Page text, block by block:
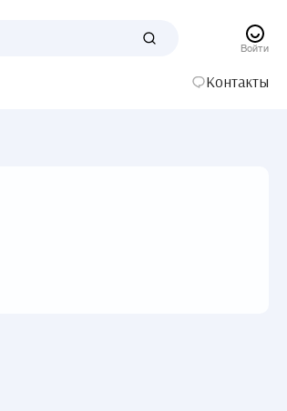
Войти
Контакты